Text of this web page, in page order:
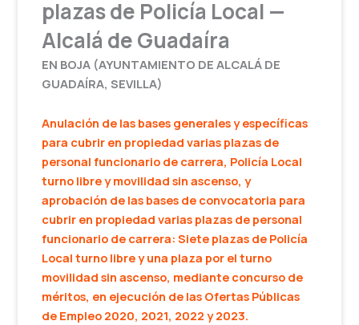
plazas de Policía Local —
Alcalá de Guadaíra
EN BOJA (AYUNTAMIENTO DE ALCALÁ DE
GUADAÍRA, SEVILLA)
Anulación de las bases generales y específicas
para cubrir en propiedad varias plazas de
personal funcionario de carrera, Policía Local
turno libre y movilidad sin ascenso, y
aprobación de las bases de convocatoria para
cubrir en propiedad varias plazas de personal
funcionario de carrera: Siete plazas de Policía
Local turno libre y una plaza por el turno
movilidad sin ascenso, mediante concurso de
méritos, en ejecución de las Ofertas Públicas
de Empleo 2020, 2021, 2022 y 2023.